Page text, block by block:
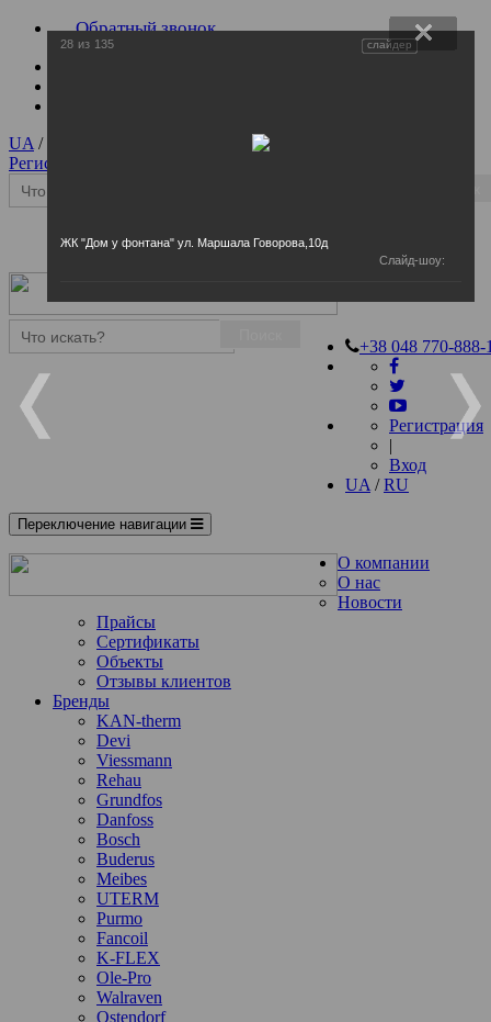
Обратный звонок
UA /
Регистрация
+38 048 770-888-
Регистрация
|
Вход
UA /RU
Переключение навигации
О компании
О нас
Новости
Прайсы
Сертификаты
Объекты
Отзывы клиентов
Бренды
KAN-therm
Devi
Viessmann
Rehau
Grundfos
Danfoss
Bosch
Buderus
Meibes
UTERM
Purmo
Fancoil
K-FLEX
Ole-Pro
Walraven
Ostendorf
28 из 135 слайдер
ЖК "Дом у фонтана" ул. Маршала Говорова,10д
Слайд-шоу: